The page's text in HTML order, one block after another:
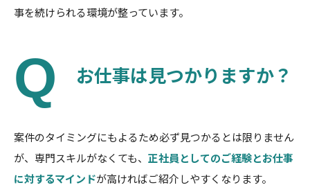
事を続けられる環境が整っています。
お仕事は見つかりますか？
案件のタイミングにもよるため必ず見つかるとは限りません
が、専門スキルがなくても、 正社員としてのご経験とお仕事
に対するマインドが高ければご紹介しやすくなります。